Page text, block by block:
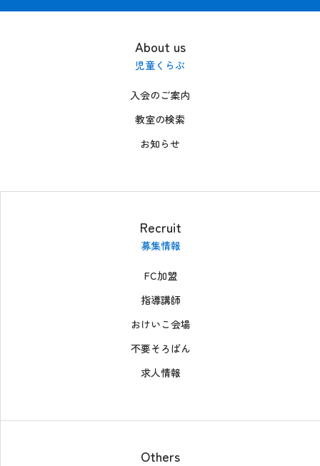
About us
児童くらぶ
入会のご案内
教室の検索
お知らせ
Recruit
募集情報
FC加盟
指導講師
おけいこ会場
不要そろばん
求人情報
Others